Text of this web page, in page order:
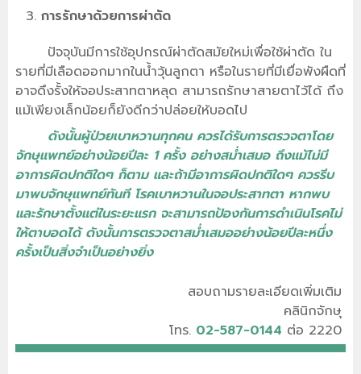
การรักษาด้วยการผ่าตัด
ปัจจุบันมีการใช้อุปกรณ์ผ่าตัดสมัยใหม่เพื่อใช้ผ่าตัด ใน
รายที่มีเลือดออกมากในน้ำวุ้นลูกตา หรือในรายที่มีเยื่อพังผืดที่
อาจดึงรั้งให้จอประสาทตาหลุด สามารถรักษาสายตาไว้ได้ ถึง
แม้เพียงเล็กน้อยก็ยังดีกว่าปล่อยให้บอดไป
ดังนั้นผู้ป่วยเบาหวานทุกคน ควรได้รับการตรวจตาโดย
จักษุแพทย์อย่างน้อยปีละ 1 ครั้ง อย่างสม่ำเสมอ ถึงแม้ไม่มี
อาการผิดปกติใดๆ ก็ตาม และถ้ามีอาการผิดปกติใดๆ ควรรีบ
มาพบจักษุแพทย์ทันที โรคเบาหวานในจอประสาทตา หากพบ
และรักษาตั้งแต่ในระยะแรก จะสามารถป้องกันการดำเนินโรคไม่
ให้ตาบอดได้ ดังนั้นการตรวจตาสม่ำเสมออย่างน้อยปีละหนึ่ง
ครั้งเป็นสิ่งจำเป็นอย่างยิ่ง
สอบถามรายละเอียดเพิ่มเติม
คลินิกจักษุ
โทร. 02-587-0144 ต่อ 2220